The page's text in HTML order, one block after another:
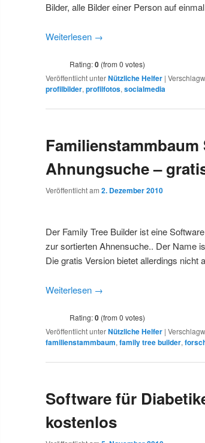
Bilder, alle Bilder einer Person auf
Weiterlesen →
Rating:0 (from 0 votes)
Veröffentlicht unterNützliche Helfer |
profilbilder, profilfotos, socialmedia
Ahnungsuche –
Veröffentlicht am 2. Dezember 2010
Der Family Tree Builder ist eine
zur sortierten Ahnensuche.. Der Name
Die gratis Version bietet allerdings nicht
Weiterlesen →
Rating:0 (from 0 votes)
Veröffentlicht unterNützliche Helfer |
familienstammbaum, family tree builder,
Software für
kostenlos